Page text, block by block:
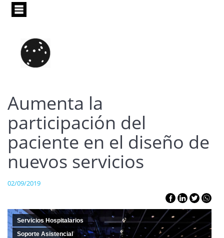
Pasar
principal
Aumenta la
participación del
paciente en el diseño de
nuevos servicios
02/09/2019
Servicios Hospitalarios
Soporte Asistencial